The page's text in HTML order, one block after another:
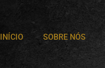
INÍCIO SOBRE NÓS